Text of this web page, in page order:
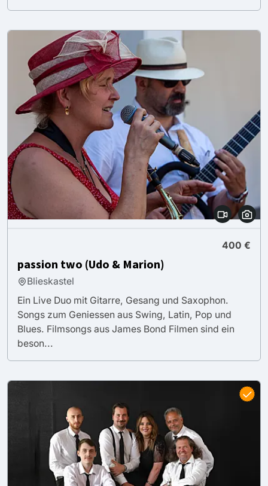
400 €
passion two (Udo & Marion)
Blieskastel
Ein Live Duo mit Gitarre, Gesang und Saxophon.
Songs zum Geniessen aus Swing, Latin, Pop und
Blues. Filmsongs aus James Bond Filmen sind ein
beson...